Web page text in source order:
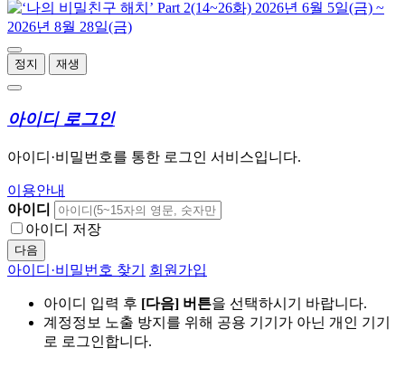
정지 재생
아이디 로그인
아이디·비밀번호를 통한 로그인 서비스입니다.
이용안내
아이디
아이디 저장
다음
아이디·비밀번호 찾기 회원가입
아이디 입력 후 [다음] 버튼을 선택하시기 바랍니다.
계정정보 노출 방지를 위해 공용 기기가 아닌 개인 기기
로 로그인합니다.